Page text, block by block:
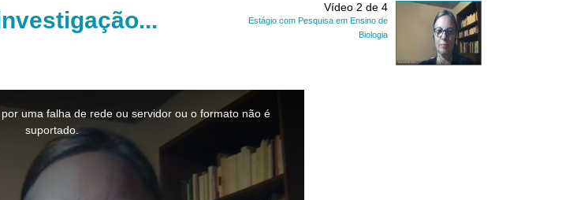
Vídeo 2 de 4
Estágio com Pesquisa em Ensino de
Biologia
uma falha de rede ou servidor ou o formato não é
suportado.